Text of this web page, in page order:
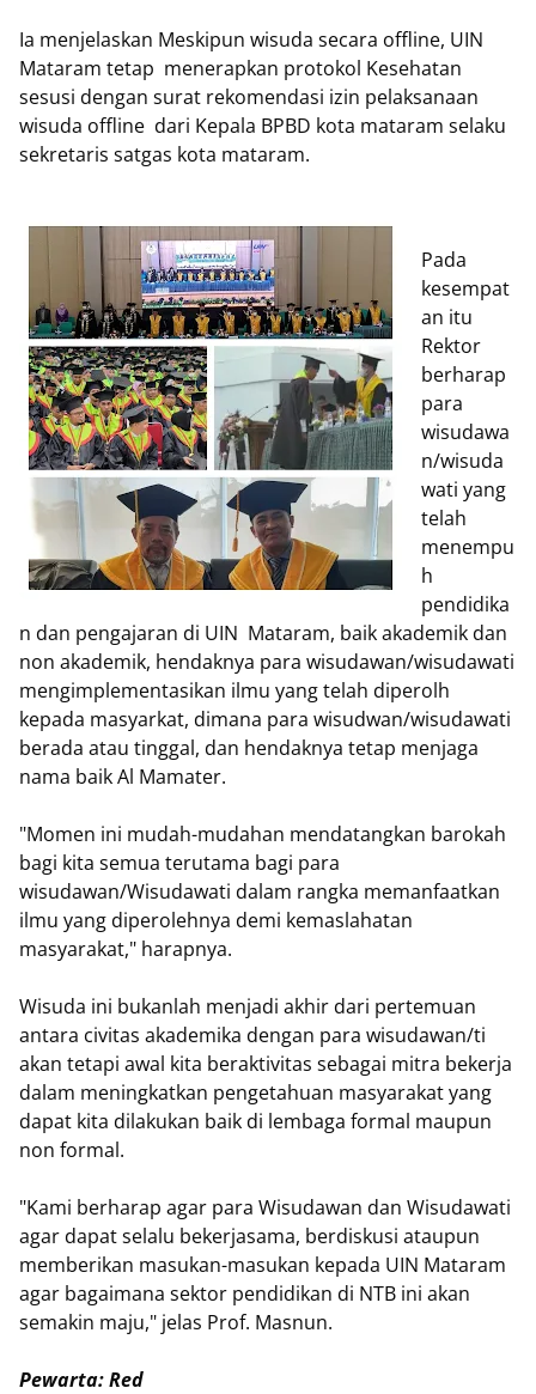
Ia menjelaskan Meskipun wisuda secara offline, UIN
Mataram tetap menerapkan protokol Kesehatan
sesusi dengan surat rekomendasi izin pelaksanaan
wisuda offline dari Kepala BPBD kota mataram selaku
sekretaris satgas kota mataram.
Pada
kesempat
an itu
Rektor
berharap
para
wisudawa
n/wisuda
wati yang
telah
menempu
h
pendidika
n dan pengajaran di UIN Mataram, baik akademik dan
non akademik, hendaknya para wisudawan/wisudawati
mengimplementasikan ilmu yang telah diperolh
kepada masyarkat, dimana para wisudwan/wisudawati
berada atau tinggal, dan hendaknya tetap menjaga
nama baik Al Mamater.
"Momen ini mudah-mudahan mendatangkan barokah
bagi kita semua terutama bagi para
wisudawan/Wisudawati dalam rangka memanfaatkan
ilmu yang diperolehnya demi kemaslahatan
masyarakat," harapnya.
Wisuda ini bukanlah menjadi akhir dari pertemuan
antara civitas akademika dengan para wisudawan/ti
akan tetapi awal kita beraktivitas sebagai mitra bekerja
dalam meningkatkan pengetahuan masyarakat yang
dapat kita dilakukan baik di lembaga formal maupun
non formal.
"Kami berharap agar para Wisudawan dan Wisudawati
agar dapat selalu bekerjasama, berdiskusi ataupun
memberikan masukan-masukan kepada UIN Mataram
agar bagaimana sektor pendidikan di NTB ini akan
semakin maju," jelas Prof. Masnun.
Pewarta: Red